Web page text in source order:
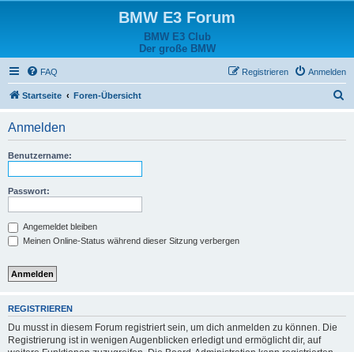
BMW E3 Forum
BMW E3 Club
Der große BMW
FAQ Anmelden
Registrieren
Startseite Foren-Übersicht
Anmelden
Benutzername:
Passwort:
Angemeldet bleiben
Meinen Online-Status während dieser Sitzung verbergen
REGISTRIEREN
Du musst in diesem Forum registriert sein, um dich anmelden zu können. Die
Registrierung ist in wenigen Augenblicken erledigt und ermöglicht dir, auf